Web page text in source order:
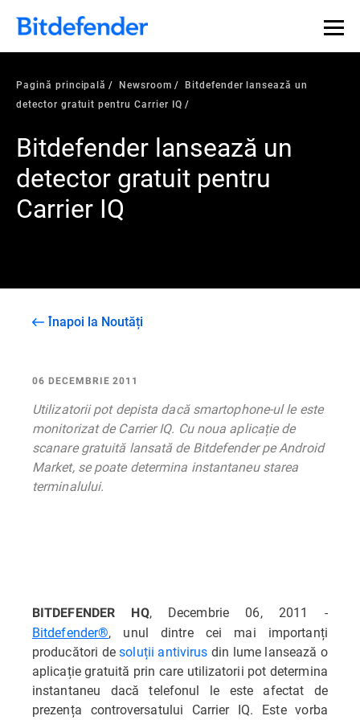
Pagină principală Newsroom
Bitdefender lansează un
detector gratuit pentru Carrier IQ
Bitdefender lansează un
detector gratuit pentru
Carrier IQ
Înapoi la Noutăți
06 DECEMBRIE 2011
Utilizatorii pot depista dacă smartophone-ul le este
monitorizat de Carrier IQ. Cu noua aplicație de
scanare gratuită lansată de Bitdefender pe Android
Market, se poate determina instantaneu starea
terminalului.
BITDEFENDER HQ, Decembrie 06, 2011 -
Bitdefender®, unul dintre cei mai importanți
producători desoluții antivirus din lume lansează o
aplicație gratuită prin care utilizatorii pot determina
instantaneu dacă telefonul le este afectat de
prezența controversatului Carrier IQ. Este vorba